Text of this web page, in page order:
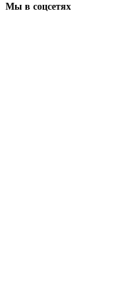
Мы в соцсетях